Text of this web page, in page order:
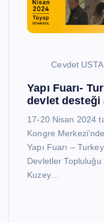
Cevdet USTA
Yapı Fuarı-
devlet desteği
17-20 Nisan 2024
Kongre
Yapı Fuarı –
Devletler
Kuzey…